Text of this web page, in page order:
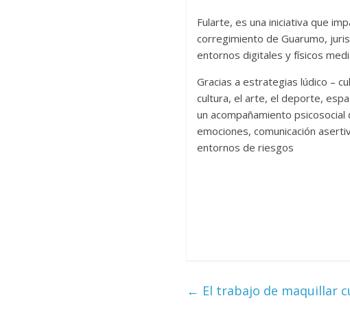
Fularte, es una iniciativa que
corregimiento de Guarumo,
entornos digitales y físicos
Gracias a estrategias lúdico –
cultura, el arte, el deporte,
un acompañamiento
emociones, comunicación
entornos de riesgos
← El trabajo de maquillar